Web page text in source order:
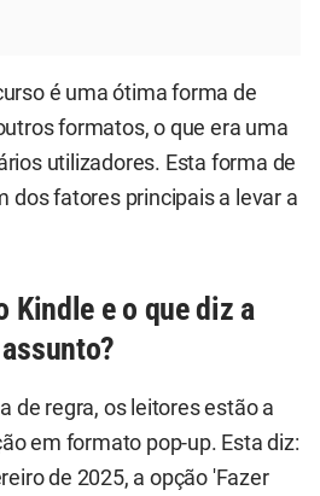
é uma ótima forma de
formatos, o que era uma
utilizadores. Esta forma de
dos fatores principais a levar a
Kindle e o que diz a
de regra, os leitores estão a
em formato pop-up. Esta diz:
de 2025, a opção 'Fazer